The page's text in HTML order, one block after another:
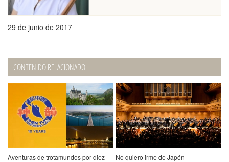
29 de junio de 2017
CONTENIDO RELACIONADO
Aventuras de trotamundos por diez No quiero irme de Japón